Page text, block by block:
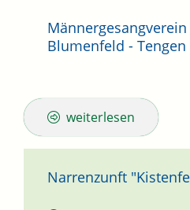
Blumenfeld - Tengen
weiterlesen
Narrenzunft